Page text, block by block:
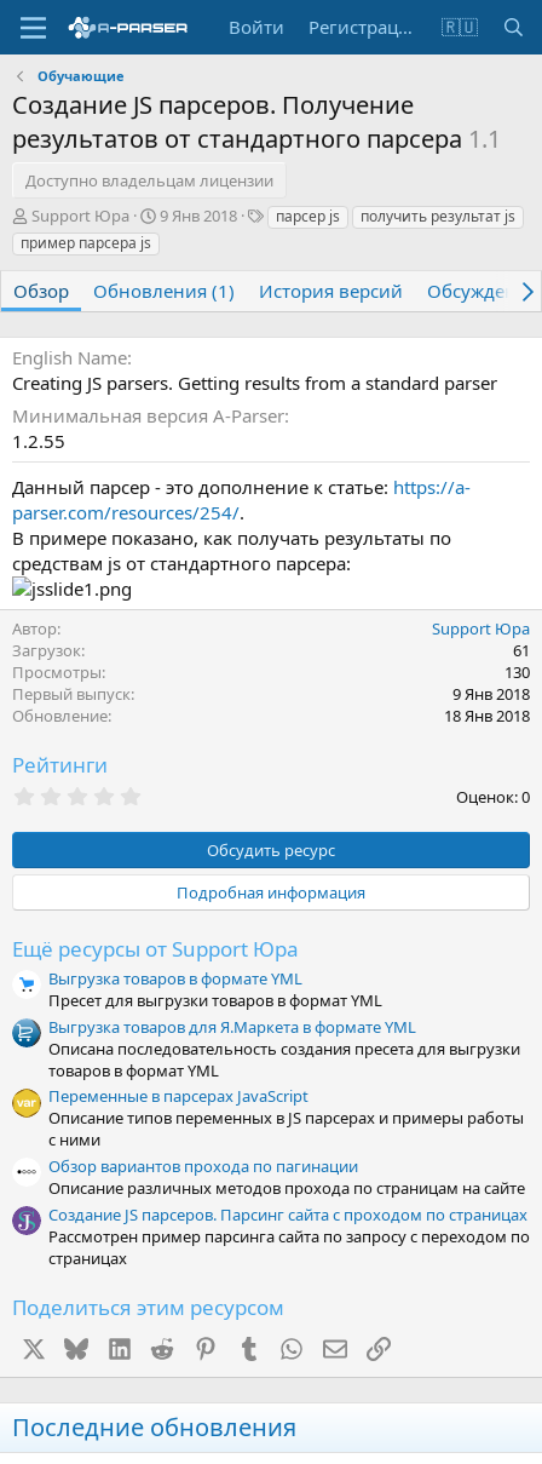
Войти Регистрация 🇷🇺
Обучающие
Создание JS парсеров. Получение
результатов от стандартного парсера 1.1
Доступно владельцам лицензии
А
в
т
о
р
Support Юра
Д
с
а
н
9 Янв 2018
Т парсер js
получить результат js
пример парсера js
Обзор Обновления (1) История версий Обсуждение
English Name
Creating JS parsers. Getting results from a standard parser
Минимальная версия A-Parser
1.2.55
Данный парсер - это дополнение к статье: https://a-
parser.com/resources/254/.
В примере показано, как получать результаты по
средствам js от стандартного парсера:
Автор
Support Юра
Загрузок
61
Просмотры
130
Первый выпуск
9 Янв 2018
Обновление
18 Янв 2018
Рейтинги
0
з
в
Оценок: 0
Обсудить ресурс
Подробная информация
Ещё ресурсы от Support Юра
Выгрузка товаров в формате YML
Пресет для выгрузки товаров в формат YML
Выгрузка товаров для Я.Маркета в формате YML
Описана последовательность создания пресета для выгрузки
товаров в формат YML
Переменные в парсерах JavaScript
Описание типов переменных в JS парсерах и примеры работы
с ними
Обзор вариантов прохода по пагинации
Описание различных методов прохода по страницам на сайте
Создание JS парсеров. Парсинг сайта с проходом по страницах
Рассмотрен пример парсинга сайта по запросу с переходом по
страницах
Поделиться этим ресурсом
BlueskyLinkedIn
Reddit PinterestTumblr WhatsApp
Электронная почта
Ссылка
Последние обновления